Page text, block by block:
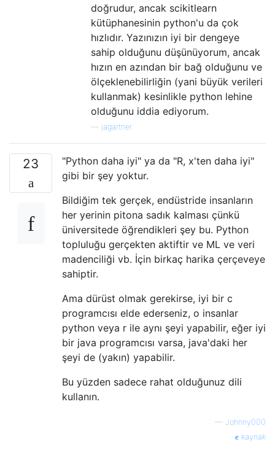
doğrudur, ancak scikitlearn
kütüphanesinin python'u da çok
hızlıdır. Yazınızın iyi bir dengeye
sahip olduğunu düşünüyorum, ancak
hızın en azından bir bağ olduğunu ve
ölçeklenebilirliğin (yani büyük verileri
kullanmak) kesinlikle python lehine
olduğunu iddia ediyorum.
jagartner
23
"Python daha iyi" ya da "R, x'ten daha iyi"
gibi bir şey yoktur.
Bildiğim tek gerçek, endüstride insanların
her yerinin pitona sadık kalması çünkü
üniversitede öğrendikleri şey bu. Python
topluluğu gerçekten aktiftir ve ML ve veri
madenciliği vb. İçin birkaç harika çerçeveye
sahiptir.
Ama dürüst olmak gerekirse, iyi bir c
programcısı elde ederseniz, o insanlar
python veya r ile aynı şeyi yapabilir, eğer iyi
bir java programcısı varsa, java'daki her
şeyi de (yakın) yapabilir.
Bu yüzden sadece rahat olduğunuz dili
kullanın.
— Johnny000
kaynak